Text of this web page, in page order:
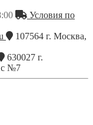
Условия по
107564 г. Москва,
630027 г.
№7